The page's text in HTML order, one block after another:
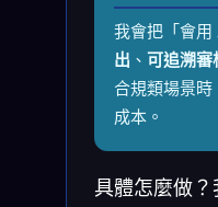
我會把「會用
出 、 可追溯審
合規類場景
成本。
具體怎麼做